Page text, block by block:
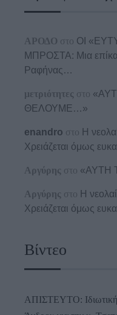
ΑΡΟΔΟ στο ΟΙ
ΜΠΡΟΣΤΑ: Μια
Ραφήνας…
μετριότητες στο
ΘΕΛΟΥΜΕ…»
enandro στο Η
Χρειάζεται όμως
Αργύρης στο «ΑΥΤΗ
Αργύρης στο Η
Χρειάζεται όμως
Βίντεο
ΑΠΙΣΤΕΥΤΟ: